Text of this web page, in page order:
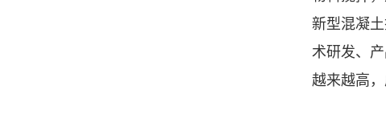
新型混凝
术研发、
越来越高